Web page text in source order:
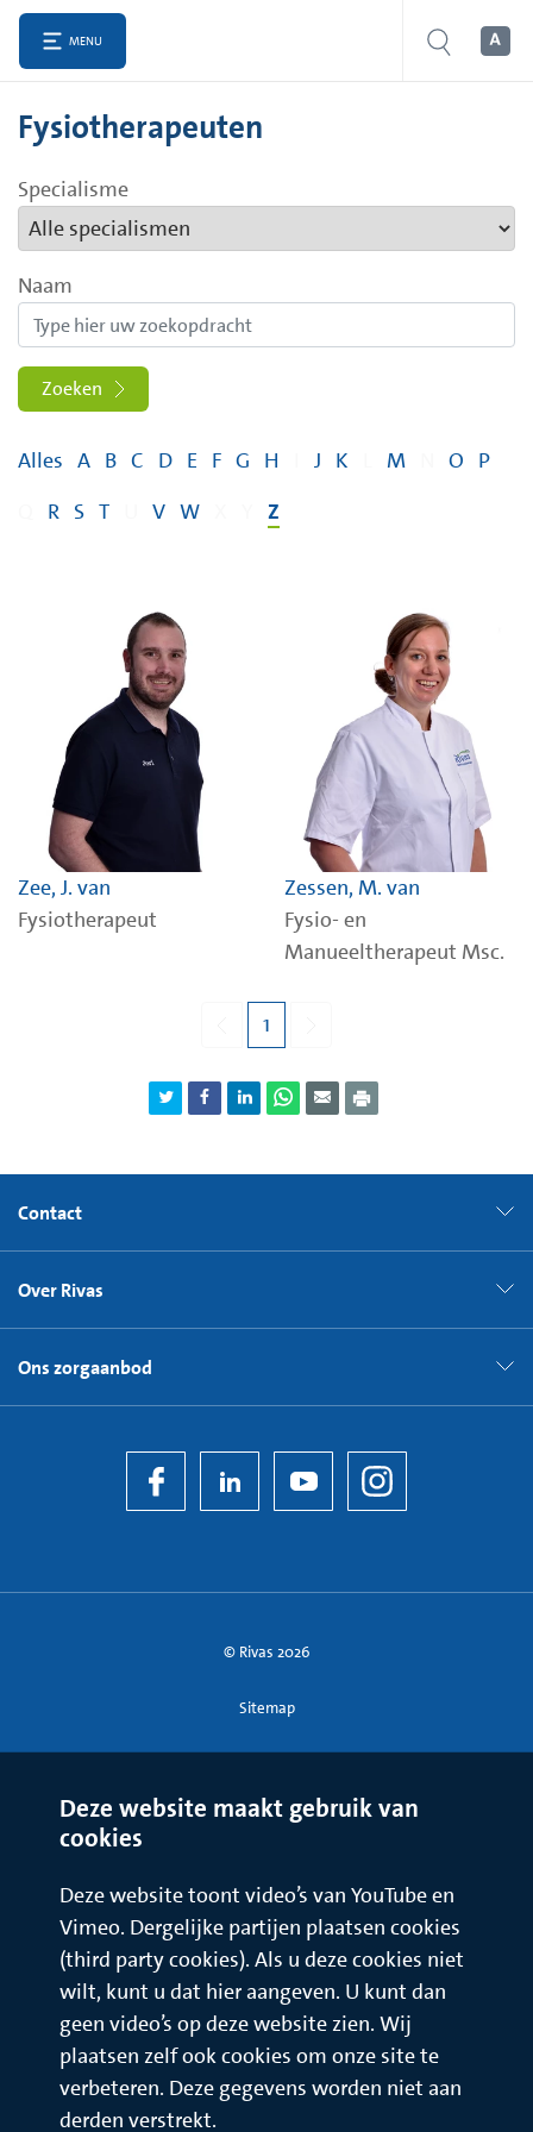
MENU
Fysiotherapeuten
Specialisme
Naam
Zoeken
Alles A B C D E F G H J K M O P
R S T V W Z
Zee, J. van
Fysiotherapeut
Zessen, M. van
Fysio- en
Manueeltherapeut Msc.
1
Contact
Over Rivas
Ons zorgaanbod
© Rivas 2026
Sitemap
Deze website maakt gebruik van
cookies
Deze website toont video’s van YouTube en
Vimeo. Dergelijke partijen plaatsen cookies
(third party cookies). Als u deze cookies niet
wilt, kunt u dat hier aangeven. U kunt dan
geen video’s op deze website zien. Wij
plaatsen zelf ook cookies om onze site te
verbeteren. Deze gegevens worden niet aan
derden verstrekt.